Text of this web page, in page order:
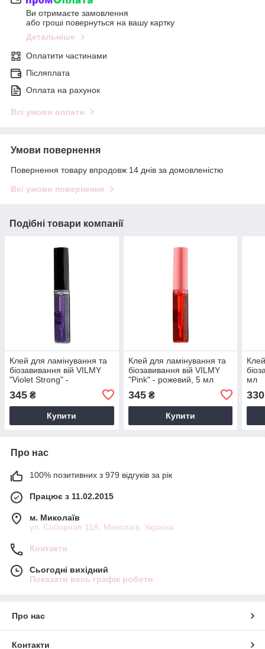
Ви отримаєте замовлення
або гроші повернуться на вашу картку
Детальніше
Оплатити частинами
Післяплата
Оплата на рахунок
Всі умови оплати
Умови повернення
Повернення товару впродовж 14 днів за домовленістю
Всі умови повернення
Подібні товари компанії
Клей для ламінування та
біозавивання вій VILMY
"Violet Strong" -
345 ₴
Купити
Клей для ламінування та
біозавивання вій VILMY
"Pink" - рожевий, 5 мл
345₴
Купити
мл
330
Про нас
100% позитивних з 979 відгуків за рік
Працює з 11.02.2015
м. Миколаїв
ул. Соборная 11А, Миколаїв, Україна
Контакти
Сьогодні вихідний
Показати весь графік роботи
Про нас
Контакти